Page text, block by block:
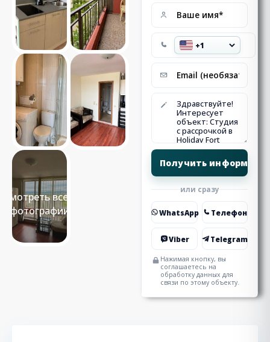
Смотреть все 6
фотографии
или сразу
WhatsApp Телефон
Viber Telegram
Нажимая кнопку, вы
соглашаетесь на
обработку данных для
связи по этому объекту.